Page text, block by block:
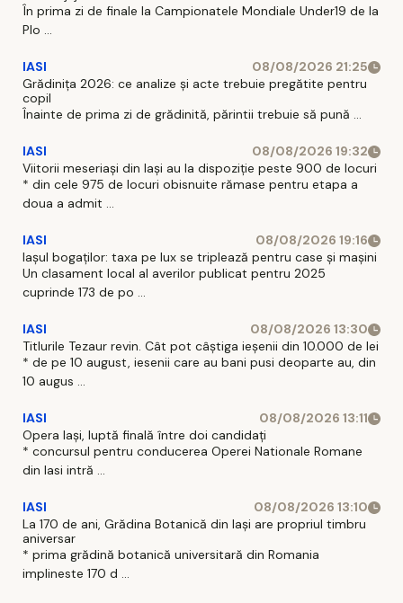
În prima zi de finale la Campionatele Mondiale Under19 de la
Plo ...
IASI
08/08/2026 21:25
Grădinița 2026: ce analize și acte trebuie pregătite pentru
copil
Înainte de prima zi de grădinită, părintii trebuie să pună ...
IASI
08/08/2026 19:32
Viitorii meseriași din Iași au la dispoziție peste 900 de locuri
* din cele 975 de locuri obisnuite rămase pentru etapa a
doua a admit ...
IASI
08/08/2026 19:16
Iașul bogaților: taxa pe lux se triplează pentru case și mașini
Un clasament local al averilor publicat pentru 2025
cuprinde 173 de po ...
IASI
08/08/2026 13:30
Titlurile Tezaur revin. Cât pot câștiga ieșenii din 10.000 de lei
* de pe 10 august, iesenii care au bani pusi deoparte au, din
10 augus ...
IASI
08/08/2026 13:11
Opera Iași, luptă finală între doi candidați
* concursul pentru conducerea Operei Nationale Romane
din Iasi intră ...
IASI
08/08/2026 13:10
La 170 de ani, Grădina Botanică din Iași are propriul timbru
aniversar
* prima grădină botanică universitară din Romania
implineste 170 d ...